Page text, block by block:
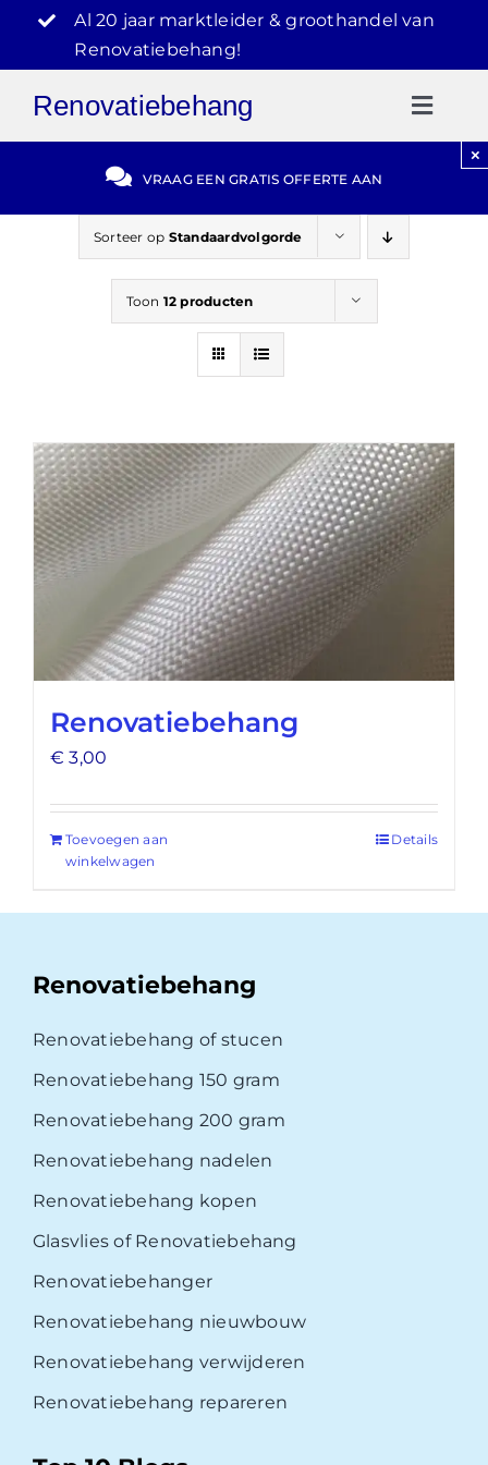
inhoud
Al 20 jaar marktleider & groothandel van
Renovatiebehang!
Renovatiebehang
Gratis Offerte
Video Reviews
VRAAG EEN GRATIS OFFERTE AAN
×
Sorteer op Standaardvolgorde
Toon 12 producten
Renovatiebehang
€ 3,00
Toevoegen aan
winkelwagen
Details
Renovatiebehang
Renovatiebehang of stucen
Renovatiebehang 150 gram
Renovatiebehang 200 gram
Renovatiebehang nadelen
Renovatiebehang kopen
Glasvlies of Renovatiebehang
Renovatiebehanger
Renovatiebehang nieuwbouw
Renovatiebehang verwijderen
Renovatiebehang repareren